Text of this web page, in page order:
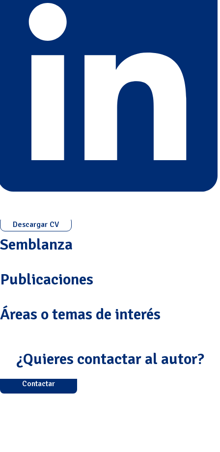
Descargar CV
Semblanza
Publicaciones
Áreas o temas de interés
¿Quieres contactar al autor?
Contactar